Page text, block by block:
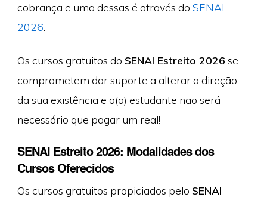
cobrança e uma dessas é através do SENAI
2026
Os cursos gratuitos do SENAI Estreito 2026 se
comprometem dar suporte a alterar a direção
da sua existência e o(a) estudante não será
necessário que pagar um real!
SENAI Estreito 2026: Modalidades dos
Cursos Oferecidos
Os cursos gratuitos propiciados pelo SENAI